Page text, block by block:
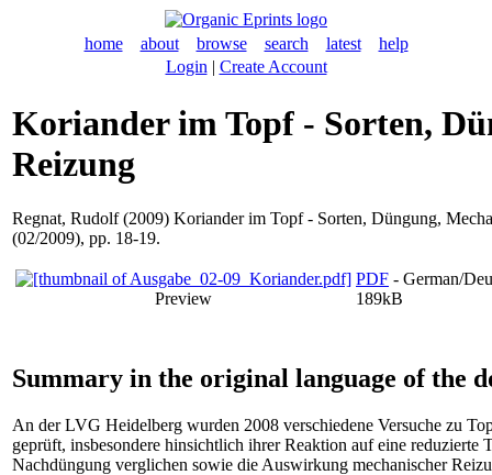
home about browse search latest
help
Login | Create Account
Koriander im Topf - Sorten,
Reizung
Regnat, Rudolf(2009) Koriander im Topf - Sorten, Düngung,
(02/2009), pp. 18-19.
Preview
PDF - German/
189kB
Summary in the original language of the
An der LVG Heidelberg wurden 2008 verschiedene Versuche zu
geprüft, insbesondere hinsichtlich ihrer Reaktion auf eine reduzierte
Nachdüngung verglichen sowie die Auswirkung mechanischer